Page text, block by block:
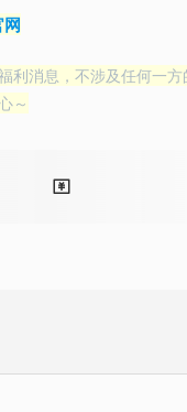
利消息，不涉及任何一
～